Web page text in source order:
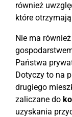
również
które
Nie ma
Państwa
Dotyczy to na
drugiego
zaliczane do
uzyskania